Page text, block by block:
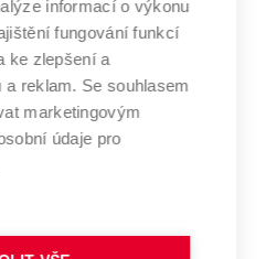
učení
technické
BRNĚ
informací o výkonu
fungování funkcí
ke zlepšení a
a reklam. Se souhlasem
marketingovým
údaje pro